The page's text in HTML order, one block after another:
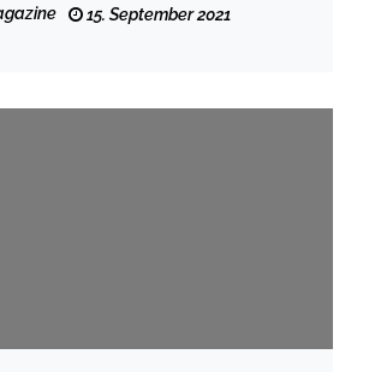
15. September 2021